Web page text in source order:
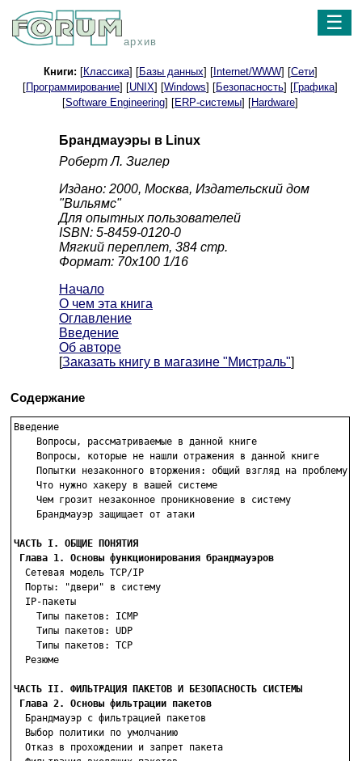
архив
☰
Книги: [Классика] [Базы данных] [Internet/WWW] [Сети]
[Программирование] [UNIX] [Windows] [Безопасность] [Графика]
[Software Engineering] [ERP-системы] [Hardware]
Брандмауэры в Linux
Роберт Л. Зиглер
Издано: 2000, Москва, Издательский дом
"Вильямс"
Для опытных пользователей
ISBN: 5-8459-0120-0
Мягкий переплет, 384 стр.
Формат: 70x100 1/16
Начало
О чем эта книга
Оглавление
Введение
Об авторе
[Заказать книгу в магазине "Мистраль"]
Содержание
Введение
    Вопросы, рассматриваемые в данной книге
    Вопросы, которые не нашли отражения в данной книге
    Попытки незаконного вторжения: общий взгляд на проблему
    Что нужно хакеру в вашей системе
    Чем грозит незаконное проникновение в систему
    Брандмауэр защищает от атаки
ЧАСТЬ I. ОБЩИЕ ПОНЯТИЯ
Глава 1. Основы функционирования брандмауэров
  Сетевая модель TCP/IP
  Порты: "двери" в систему
  IP-пакеты
    Типы пакетов: ICMP
    Типы пакетов: UDP
    Типы пакетов: TCP
  Резюме
ЧАСТЬ II. ФИЛЬТРАЦИЯ ПАКЕТОВ И БЕЗОПАСНОСТЬ СИСТЕМЫ
Глава 2. Основы фильтрации пакетов
  Брандмауэр с фильтрацией пакетов
  Выбор политики по умолчанию
  Отказ в прохождении и запрет пакета